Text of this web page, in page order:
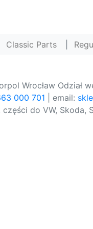
Classic Parts
Wrocław Odział
000 701 | email:
do VW, Skoda,